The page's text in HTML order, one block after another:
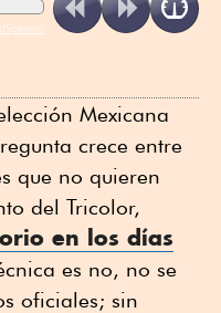
Mexicana
crece entre
que no quieren
del Tricolor,
en los días
es no, no se
oficiales; sin